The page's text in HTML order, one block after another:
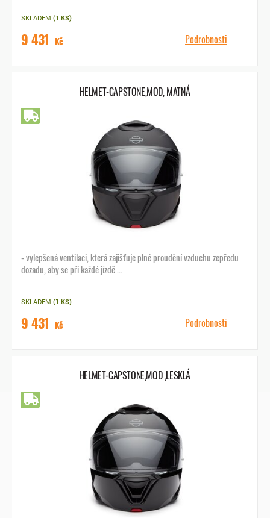
SKLADEM (1 KS)
9 431 Kč Podrobnosti
HELMET-CAPSTONE,MOD, MATNÁ
Doprava zdarma
- vylepšená ventilaci, která zajišťuje plné proudění vzduchu zepředu
SKLADEM (1 KS)
9 431 Kč Podrobnosti
HELMET-CAPSTONE,MOD ,LESKLÁ
Doprava zdarma